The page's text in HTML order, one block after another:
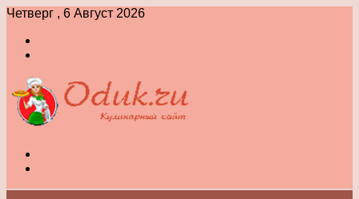
Четверг , 6 Август 2026